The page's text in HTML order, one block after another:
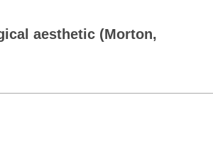
aesthetic (Morton,